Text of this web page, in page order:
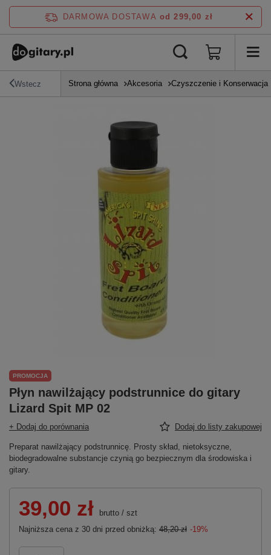
DARMOWA DOSTAWA od 299,00 zł
Wstecz Strona główna Akcesoria Czyszczenie i Konserwacja
PROMOCJA
Płyn nawilżający podstrunnice do gitary
Lizard Spit MP 02
+ Dodaj do porównania Dodaj do listy zakupowej
Preparat nawilżający podstrunnicę. Prosty skład, nietoksyczne,
biodegradowalne substancje czynią go bezpiecznym dla środowiska i
gitary.
39,00 zł brutto / szt
Najniższa cena z 30 dni przed obniżką: 48,20 zł -19%